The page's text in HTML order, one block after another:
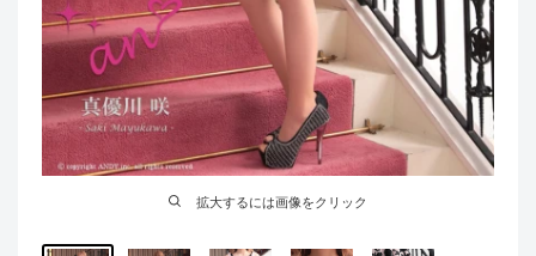
拡大するには画像をクリック